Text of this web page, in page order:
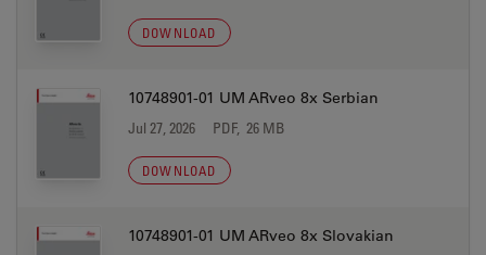
DOWNLOAD
10748901-01 UM ARveo 8x Serbian
Jul 27, 2026 PDF, 26 MB
DOWNLOAD
10748901-01 UM ARveo 8x Slovakian